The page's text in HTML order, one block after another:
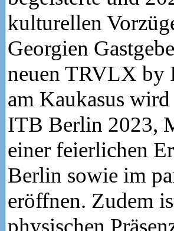
kulturellen
Georgien
neuen TRVLX by
am Kaukasus
ITB Berlin 2023,
einer feierlichen
Berlin sowie im
eröffnen. Zudem
physischen